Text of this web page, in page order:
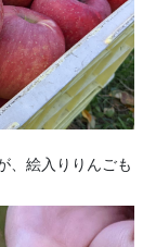
、絵入りりんごも